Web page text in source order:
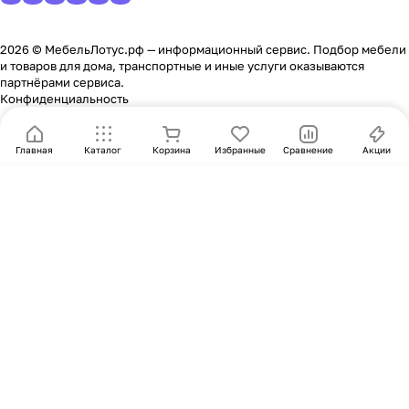
2026 © МебельЛотус.рф — информационный сервис. Подбор мебели
и товаров для дома, транспортные и иные услуги оказываются
партнёрами сервиса.
Конфиденциальность
Главная Каталог Корзина Избранные Сравнение Акции